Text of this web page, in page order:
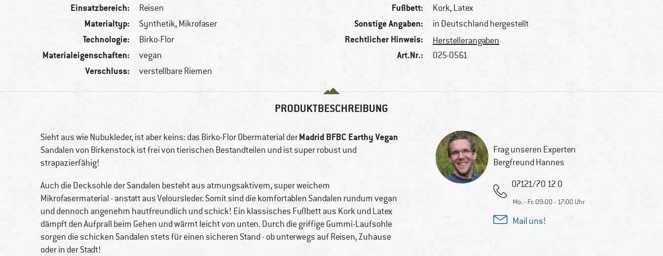
Einsatzbereich: Reisen
Materialtyp: Synthetik, Mikrofaser
Technologie: Birko-Flor
Materialeigenschaften: vegan
Verschluss: verstellbare Riemen
Fußbett: Kork, Latex
Sonstige Angaben: in Deutschland hergestellt
Rechtlicher Hinweis: Herstellerangaben
Art.Nr.: 025-0561
PRODUKTBESCHREIBUNG
Sieht aus wie Nubukleder, ist aber keins: das Birko-Flor Obermaterial derMadrid BFBC Earthy Vegan
Sandalen von Birkenstock ist frei von tierischen Bestandteilen und ist super robust und
strapazierfähig!
Auch die Decksohle der Sandalen besteht aus atmungsaktivem, super weichem
Mikrofasermaterial - anstatt aus Veloursleder. Somit sind die komfortablen Sandalen rundum vegan
und dennoch angenehm hautfreundlich und schick! Ein klassisches Fußbett aus Kork und Latex
dämpft den Aufprall beim Gehen und wärmt leicht von unten. Durch die griffige Gummi-Laufsohle
sorgen die schicken Sandalen stets für einen sicheren Stand - ob unterwegs auf Reisen, Zuhause
oder in der Stadt!
Frag unseren Experten
Bergfreund Hannes
07121/70 12 0
Mo. - Fr. 09:00 - 17:00 Uhr
Mail uns!